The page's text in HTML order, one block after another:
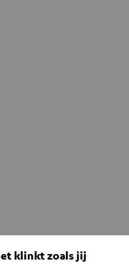
klinkt zoals jij